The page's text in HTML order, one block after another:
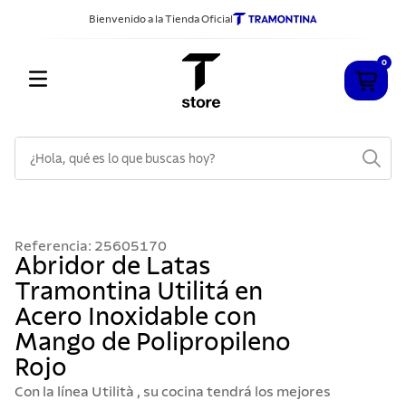
Bienvenido a la Tienda Oficial
0
Referencia: 25605170
Abridor de Latas
Tramontina Utilitá en
Acero Inoxidable con
Mango de Polipropileno
Rojo
Con la línea Utilità , su cocina tendrá los mejores
2.
sarten
3.
cubiertos
4.
ollas
5.
acero inoxidable
6
grano